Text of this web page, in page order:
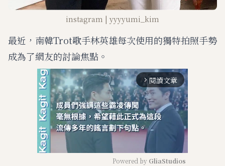
instagram | yyyyumi_kim
最近，南韓Trot歌手林英雄每次使用的獨特拍照手勢
成為了網友的討論焦點。
arrow_forward_ios 閱讀文章
Powered by GliaStudios